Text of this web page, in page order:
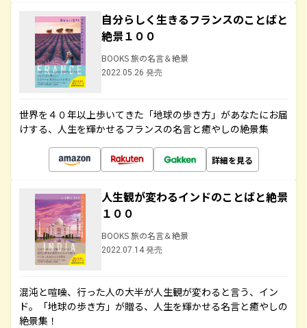
自分らしく生きるフランスのことばと
絶景１００
BOOKS 旅の名言＆絶景
2022.05.26 発売
世界を４０年以上歩いてきた「地球の歩き方」があなたにお届
けする、人生を輝かせるフランスの名言と癒やしの絶景集
詳細を見る
人生観が変わるインドのことばと絶景
１００
BOOKS 旅の名言＆絶景
2022.07.14 発売
混沌と喧噪、行った人の大半が人生観が変わると言う、イン
ド。「地球の歩き方」が贈る、人生を輝かせる名言と癒やしの
絶景集！